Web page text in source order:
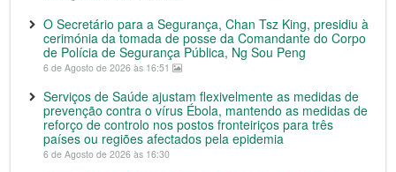
O Secretário para a Segurança, Chan Tsz King, presidiu à
cerimónia da tomada de posse da Comandante do Corpo
de Polícia de Segurança Pública, Ng Sou Peng
6 de Agosto de 2026 às 16:51
Serviços de Saúde ajustam flexivelmente as medidas de
prevenção contra o vírus Ébola, mantendo as medidas de
reforço de controlo nos postos fronteiriços para três
países ou regiões afectados pela epidemia
6 de Agosto de 2026 às 16:30